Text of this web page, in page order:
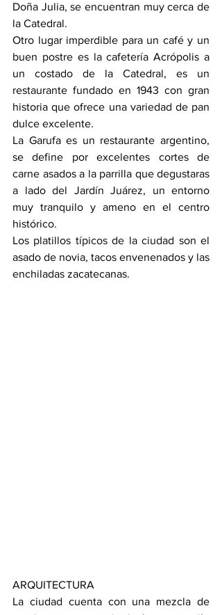
Doña Julia, se encuentran muy cerca de
la Catedral.
Otro lugar imperdible para un café y un
buen postre es la cafetería Acrópolis a
un costado de la Catedral, es un
restaurante fundado en 1943 con gran
historia que ofrece una variedad de pan
dulce excelente.
La Garufa es un restaurante argentino,
se define por excelentes cortes de
carne asados a la parrilla que degustaras
a lado del Jardín Juárez, un entorno
muy tranquilo y ameno en el centro
histórico.
Los platillos típicos de la ciudad son el
asado de novia, tacos envenenados y las
enchiladas zacatecanas.
ARQUITECTURA
La ciudad cuenta con una mezcla de